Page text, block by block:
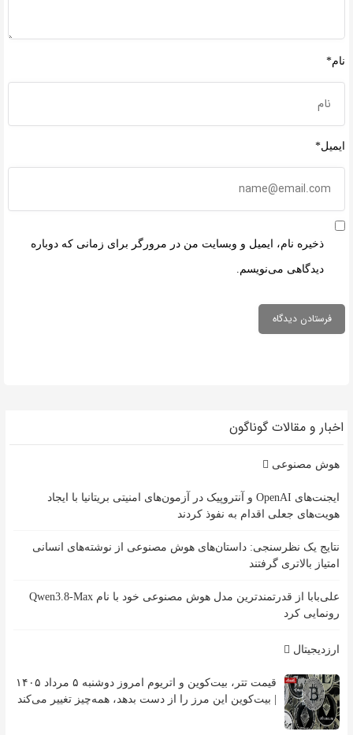
نام*
ایمیل*
ذخیره نام، ایمیل و وبسایت من در مرورگر برای زمانی که دوباره
دیدگاهی می‌نویسم.
اخبار و مقالات گوناگون
هوش مصنوعی
ایجنت‌های OpenAI و آنتروپیک در آزمون‌های امنیتی بریتانیا با ایجاد
هویت‌های جعلی اقدام به نفوذ کردند
نتایج یک نظرسنجی: داستان‌های هوش مصنوعی از نوشته‌های انسانی
امتیاز بالاتری گرفتند
علی‌بابا از قدرتمندترین مدل هوش مصنوعی خود با نام Qwen3.8-Max
رونمایی کرد
ارزدیجیتال
قیمت تتر، بیت‌کوین و اتریوم امروز دوشنبه ۵ مرداد ۱۴۰۵
| بیت‌کوین این مرز را از دست بدهد، همه‌چیز تغییر می‌کند